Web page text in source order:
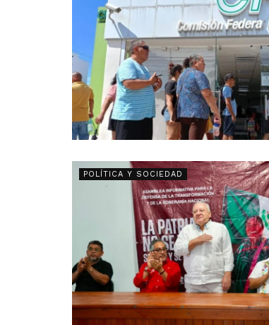
POLÍTICA Y SOCIEDAD